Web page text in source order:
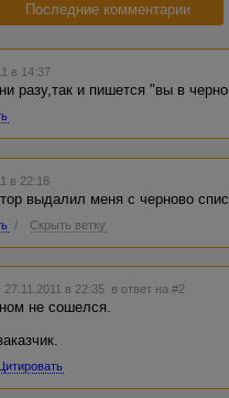
Последние комментарии
в 14:37
разу,так и пишется "вы в
в 22:18
выдалил меня с черново
/ Скрыть ветку
в 22:35 в ответ на #2
не сошелся.